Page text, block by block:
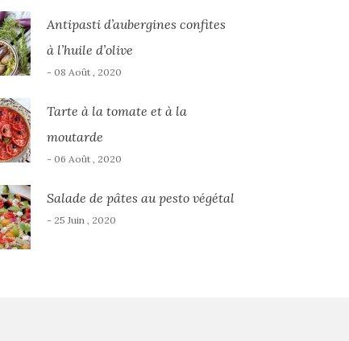
Antipasti d’aubergines confites
à l’huile d’olive
- 08 Août , 2020
Tarte à la tomate et à la
moutarde
- 06 Août , 2020
Salade de pâtes au pesto végétal
- 25 Juin , 2020